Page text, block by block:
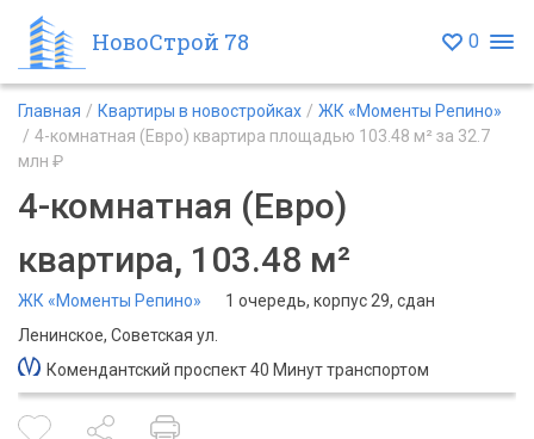
НовоСтрой 78 0
Главная Квартиры в новостройках
ЖК «Моменты Репино»
4-комнатная (Евро) квартира площадью 103.48 м² за 32.7
млн ₽
4-комнатная (Евро)
квартира, 103.48 м²
ЖК «Моменты Репино»
1 очередь, корпус 29, сдан
Ленинское, Советская ул.
Комендантский проспект 40 Минут транспортом